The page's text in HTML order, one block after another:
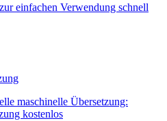
einfachen Verwendung schnell
maschinelle Übersetzung:
kostenlos